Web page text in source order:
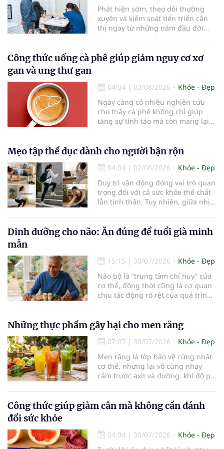
Phát hiện sớm, theo dõi thường
xuyên và kiểm soát tiến triển cận
thị ngay từ những năm đầu đời
trẻ. Đây cũng là định hướng của
Trung tâm Nhãn nhi và Kiểm soát
Đô đưa vào hoạt động ngày 1/8.
Công thức uống cà phê giúp giảm nguy cơ xơ
gan và ung thư gan
04:04 | 03/08/2026
Khỏe - Đẹp
Ngày càng có nhiều nghiên cứu
cho thấy cà phê không chỉ giúp
tăng sự tỉnh táo mà còn mang lại
đóng vai trò lọc độc tố, chuyển hóa
thuốc và dự trữ nhiều vitamin,
khoáng chất thiết yếu nhưng cũng
rất dễ bị tổn thương…
Mẹo tập thể dục dành cho người bận rộn
04:04 | 02/08/2026
Khỏe - Đẹp
Duy trì vận động đóng vai trò quan
trọng đối với cả sức khỏe thể chất
lẫn tinh thần. Tuy nhiên, giữa nhịp
cho các hoạt động tập luyện
thường trở thành một thách thức
Dinh dưỡng cho não: Ăn đúng để tuổi già minh
mẫn
15:15 | 30/07/2026
Khỏe - Đẹp
Não bộ là “trung tâm chỉ huy” của
cơ thể, đồng thời cũng là cơ quan
chịu tác động rõ rệt của quá trình
mạnh, có thể góp phần bảo vệ tế
bào thần kinh, duy trì trí nhớ và
giúp NCT sống minh mẫn, tự chủ
lâu hơn.
Những thực phẩm gây hại cho men răng
07:07 | 30/07/2026
Khỏe - Đẹp
Men răng là lớp bảo vệ cứng nhất
cơ thể, nhưng lại vô cùng nhạy
cảm trước axit và đường. khi độ pH
đường cho vi khuẩn tấn công và
dẫn đến mòn men răng, sâu răng.
hại cho men răng.
Công thức giúp giảm cân mà không cần đánh
đổi sức khỏe
04:04 | 30/07/2026
Khỏe - Đẹp